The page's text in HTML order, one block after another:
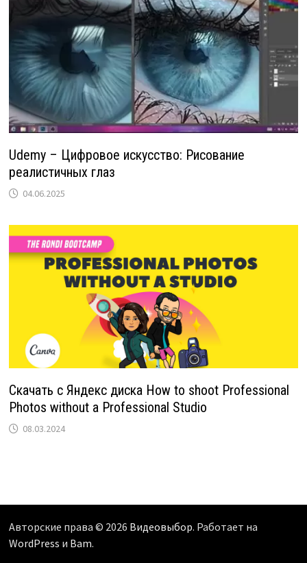
Udemy – Цифровое искусство: Рисование
реалистичных глаз
04.06.2025
Скачать с Яндекс диска How to shoot Professional
Photos without a Professional Studio
08.03.2024
Авторские права © 2026 Видеовыбор. Работает на
WordPress и Bam.